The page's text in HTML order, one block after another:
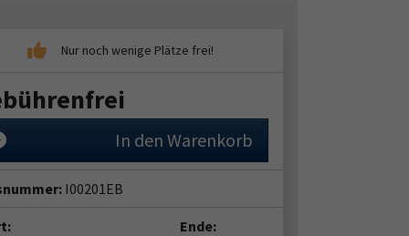
In den Warenkorb
I00201EB
Ende: